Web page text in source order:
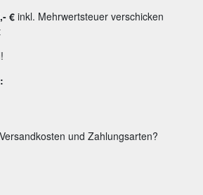
€ inkl. Mehrwertsteuer verschicken
!
und Zahlungsarten?